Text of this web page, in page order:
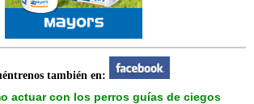
también en:
actuar con los perros guías de ciegos